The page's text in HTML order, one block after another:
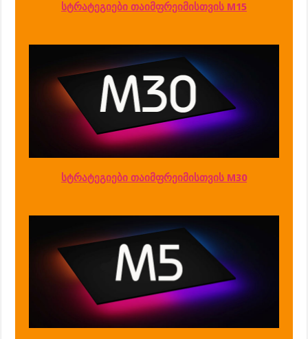
სტრატეგიები თაიმფრეიმისთვის M15
სტრატეგიები თაიმფრეიმისთვის M30